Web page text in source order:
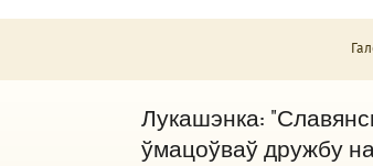
Лукашэнка:
ўмацоўваў дружбу